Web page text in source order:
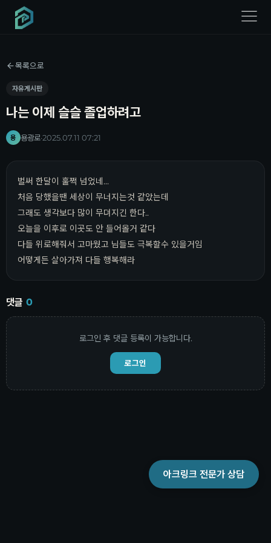
menu
목록으로
자유게시판
나는 이제 슬슬 졸업하려고
용 용광로·2025.07.11 07:21
벌써 한달이 훌쩍 넘었네...
처음 당했을땐 세상이 무너지는것 같았는데
그래도 생각보다 많이 무뎌지긴 한다..
오늘을 이후로 이곳도 안 들어올거 같다
다들 위로해줘서 고마웠고 님들도 극복할수 있을거임
어떻게든 살아가져 다들 행복해라
댓글 0
로그인 후 댓글 등록이 가능합니다.
로그인
아크링크 전문가 상담